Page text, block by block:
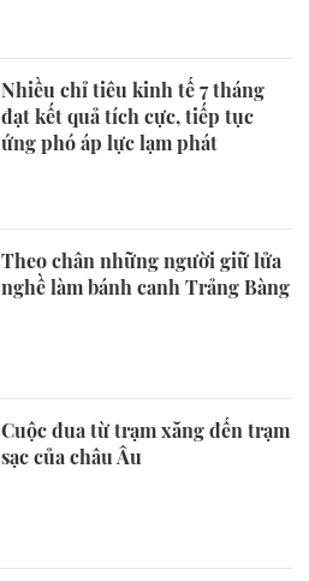
Nhiều chỉ tiêu kinh tế 7 tháng
đạt kết quả tích cực, tiếp tục
ứng phó áp lực lạm phát
Theo chân những người giữ lửa
nghề làm bánh canh Trảng Bàng
Cuộc đua từ trạm xăng đến trạm
sạc của châu Âu